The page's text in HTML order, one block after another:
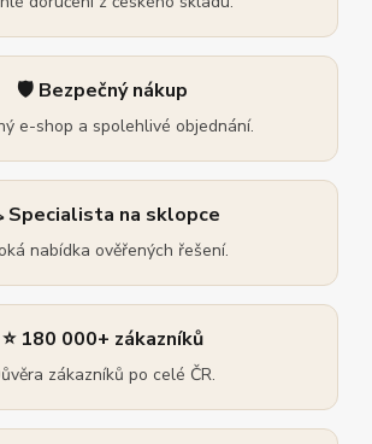
🛡️ Bezpečný nákup
e-shop a spolehlivé objednání.
Specialista na sklopce
nabídka ověřených řešení.
⭐ 180 000+ zákazníků
zákazníků po celé ČR.